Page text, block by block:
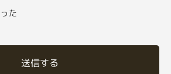
た
送信する